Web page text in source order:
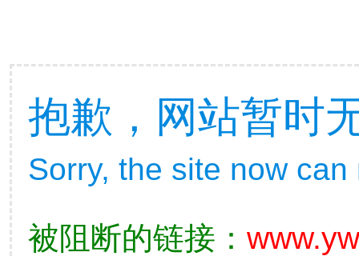
抱歉，网站暂时
Sorry, the site now
被阻断的链接：